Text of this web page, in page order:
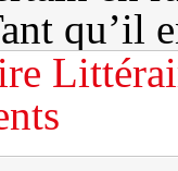
qu’il